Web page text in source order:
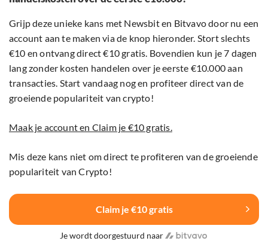
Grijp deze unieke kans met Newsbit en Bitvavo door nu een
account aan te maken via de knop hieronder. Stort slechts
€10 en ontvang direct €10 gratis. Bovendien kun je 7 dagen
lang zonder kosten handelen over je eerste €10.000 aan
transacties. Start vandaag nog en profiteer direct van de
groeiende populariteit van crypto!
Maak je account en Claim je €10 gratis.
Mis deze kans niet om direct te profiteren van de groeiende
populariteit van Crypto!
Claim je €10 gratis
Je wordt doorgestuurd naar